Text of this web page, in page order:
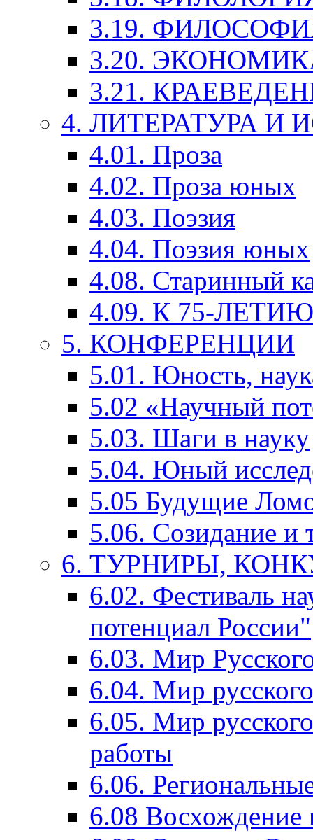
3.19.
3.20.
3.21.
4. ЛИТЕРАТУРА И
4.01. Проза
4.02. Проза юных
4.03. Поэзия
4.04. Поэзия юных
4.08. Старинный
4.09. К 75-
5. КОНФЕРЕНЦИИ
5.01. Юность,
5.02 «Научный
5.03. Шаги в науку
5.04. Юный
5.05 Будущие
5.06. Созидание и
6. ТУРНИРЫ,
6.02. Фестиваль
потенциал России"
6.03. Мир
6.04. Мир
6.05. Мир
работы
6.06.
6.08 Восхождение